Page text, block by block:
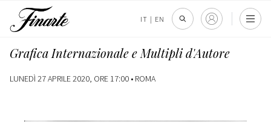
IT | EN
Grafica Internazionale e Multipli d'Autore
LUNEDÌ 27 APRILE 2020, ORE 17:00 • ROMA